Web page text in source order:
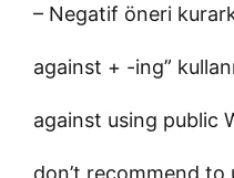
– Negatif öneri
against + -ing”
against using public
don’t recommend to